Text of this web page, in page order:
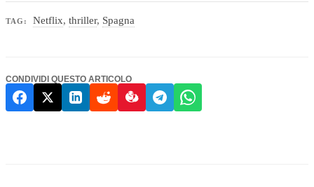
TAG: Netflix,thriller, Spagna
CONDIVIDI QUESTO ARTICOLO